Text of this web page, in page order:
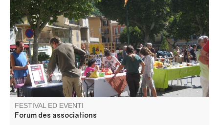
Venez à la rencontre des associations pour découvrir les
activités qu'elles proposent tout au long de l'année.
FESTIVAL ED EVENTI
Forum des associations